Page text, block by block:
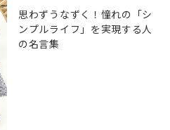
思わずうなずく！憧れの「シ
ンプルライフ」を実現する人
の名言集